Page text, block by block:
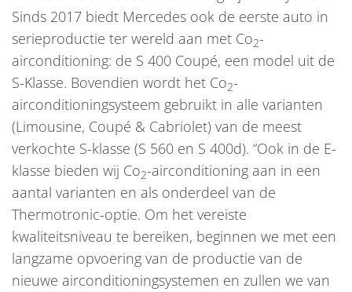
Sinds 2017 biedt Mercedes ook de eerste auto in
serieproductie ter wereld aan met Co2-
airconditioning: de S 400 Coupé, een model uit de
S-Klasse. Bovendien wordt het Co2-
airconditioningsysteem gebruikt in alle varianten
(Limousine, Coupé & Cabriolet) van de meest
verkochte S-klasse (S 560 en S 400d). “Ook in de E-
klasse bieden wij Co2-airconditioning aan in een
aantal varianten en als onderdeel van de
Thermotronic-optie. Om het vereiste
kwaliteitsniveau te bereiken, beginnen we met een
langzame opvoering van de productie van de
nieuwe airconditioningsystemen en zullen we van